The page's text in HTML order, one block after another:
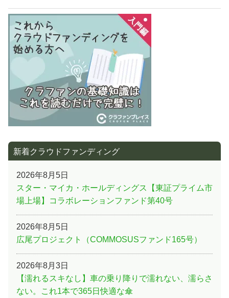
ー
シ
ョ
ン
事:
新着クラウドファンディング
2026年8月5日
スター・マイカ・ホールディングス【東証プライム市
場上場】コラボレーションファンド第40号
2026年8月5日
広尾プロジェクト（COMMOSUSファンド165号）
2026年8月3日
【濡れるスキなし】車の乗り降りで濡れない、濡らさ
ない。これ1本で365日快適な傘